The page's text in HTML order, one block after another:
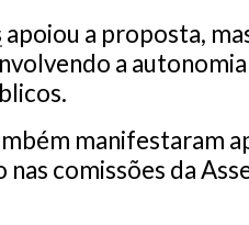
apoiou a proposta,
a
manifestaram
comissões da